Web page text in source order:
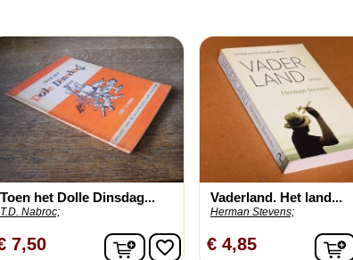
Toen het Dolle Dinsdag...
T.D. Nabroc;
7,50 In winkelwagen
favorite_border
Vaderland. Het land...
Herman Stevens;
€ 4,85